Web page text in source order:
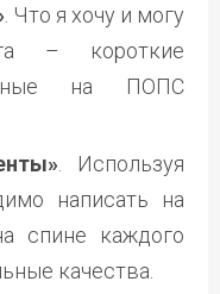
. Что я хочу и могу
– короткие
на ПОПС
. Используя
написать на
спине каждого
качества.